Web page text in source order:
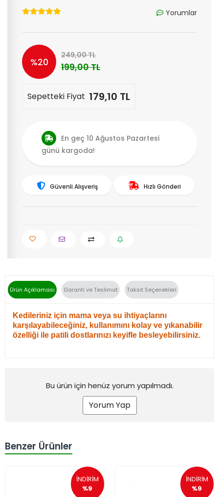
Yorumlar
%20
249,00 TL
199,00 TL
Sepetteki Fiyat 179,10 TL
En geç 10 Ağustos Pazartesi
günü kargoda!
Güvenli Alışveriş Hızlı Gönderi
Ürün Açıklaması Garanti ve Teslimat Taksit Seçenekleri
Kedileriniz için mama veya su ihtiyaçlarını
karşılayabileceğiniz, kullanımını kolay ve yıkanabilir
özelliği ile patili dostlarınızı keyifle besleyebilirsiniz.
Bu ürün için henüz yorum yapılmadı.
Yorum Yap
Benzer Ürünler
İNDİRİM
%9
İNDİRİM
%9